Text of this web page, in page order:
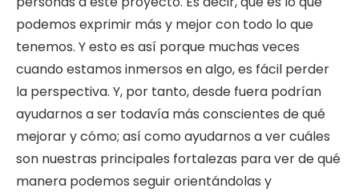
podemos exprimir más y mejor con todo lo que
tenemos. Y esto es así porque muchas veces
cuando estamos inmersos en algo, es fácil perder
la perspectiva. Y, por tanto, desde fuera podrían
ayudarnos a ser todavía más conscientes de qué
mejorar y cómo; así como ayudarnos a ver cuáles
son nuestras principales fortalezas para ver de qué
manera podemos seguir orientándolas y